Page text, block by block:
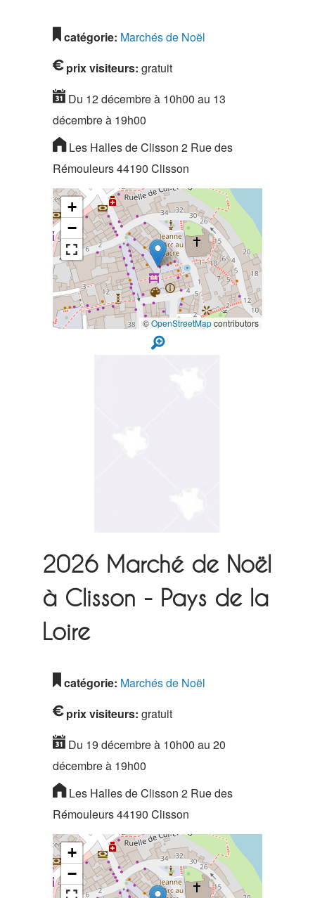
catégorie: Marchés de Noël
prix visiteurs: gratuit
Du 12 décembre à 10h00 au 13
décembre à 19h00
Les Halles de Clisson 2 Rue des
Rémouleurs 44190 Clisson
+
−
©OpenStreetMapcontributors
2026 Marché de Noël
à Clisson - Pays de la
Loire
catégorie: Marchés de Noël
prix visiteurs: gratuit
Du 19 décembre à 10h00 au 20
décembre à 19h00
Les Halles de Clisson 2 Rue des
Rémouleurs 44190 Clisson
+
−